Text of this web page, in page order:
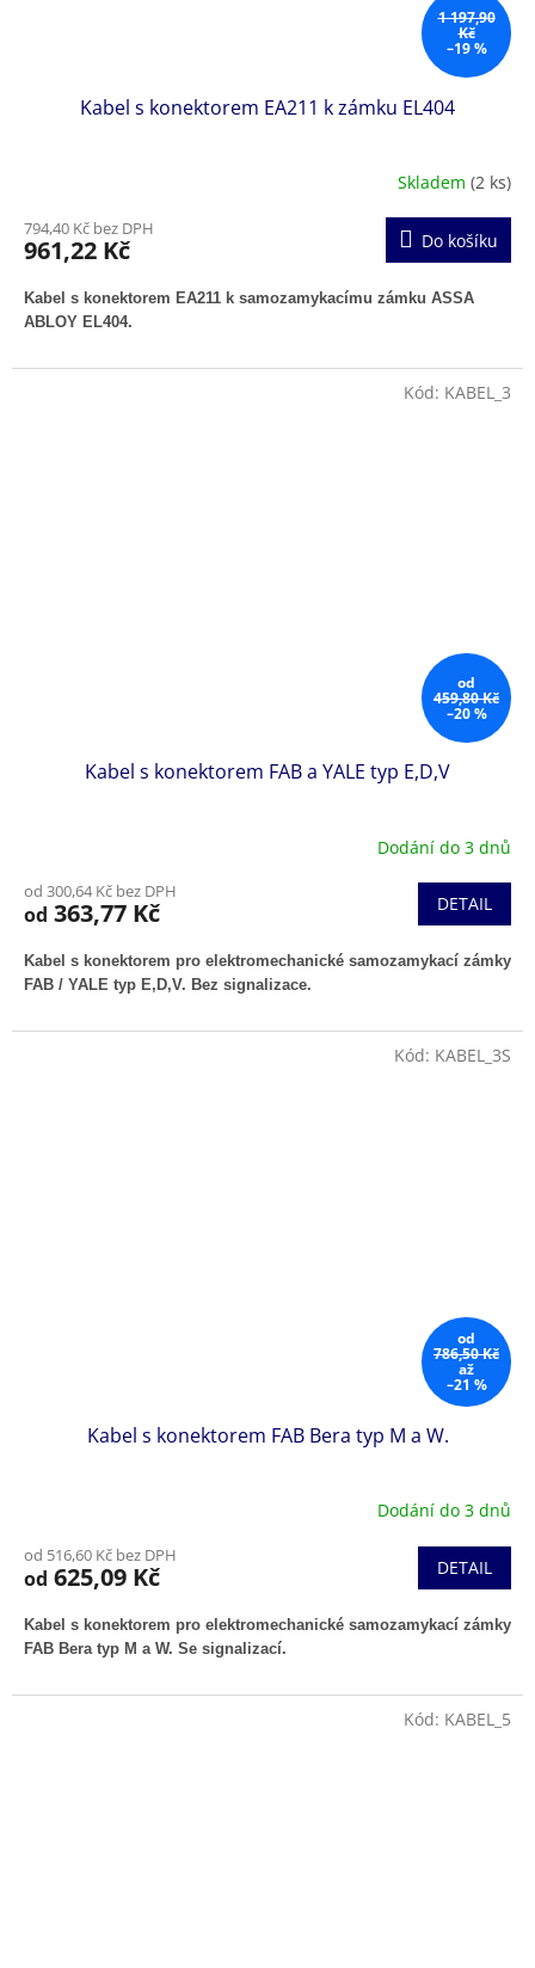
1 197,90
Kč
–19 %
Kabel s konektorem EA211 k zámku EL404
Skladem (2 ks)
794,40 Kč bez DPH
961,22 Kč Do košíku
Kabel s konektorem EA211 k samozamykacímu zámku ASSA
ABLOY EL404.
od
459,80 Kč
–20 %
Kabel s konektorem FAB a YALE typ E,D,V
Dodání do 3 dnů
od 300,64 Kč bez DPH
od 363,77 Kč DETAIL
Kabel s konektorem pro elektromechanické samozamykací zámky
FAB / YALE typ E,D,V. Bez signalizace.
Kód: KABEL_3
od
786,50 Kč
až
–21 %
Kabel s konektorem FAB Bera typ M a W.
Dodání do 3 dnů
od 516,60 Kč bez DPH
od 625,09 Kč DETAIL
Kabel s konektorem pro elektromechanické samozamykací zámky
FAB Bera typ M a W. Se signalizací.
Kód: KABEL_3S
Kód: KABEL_5